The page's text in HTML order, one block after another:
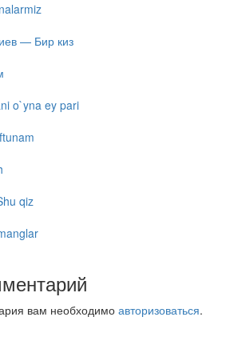
— Бир киз
o`yna ey pari
qiz
вам необходимо авторизоваться.